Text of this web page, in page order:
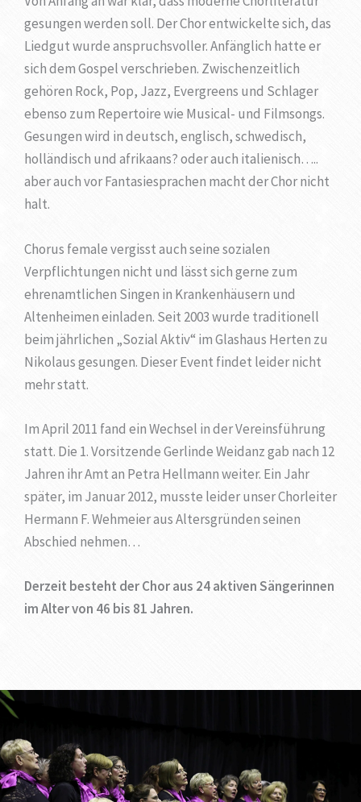
gesungen werden soll. Der Chor entwickelte sich, das
Liedgut wurde anspruchsvoller. Anfänglich hatte er
sich dem Gospel verschrieben. Zwischenzeitlich
gehören Rock, Pop, Jazz, Evergreens und Schlager
ebenso zum Repertoire wie Musical- und Filmsongs.
Gesungen wird in deutsch, englisch, schwedisch,
holländisch und afrikaans? oder auch italienisch…..
aber auch vor Fantasiesprachen macht der Chor nicht
halt.
Chorus female vergisst auch seine sozialen
Verpflichtungen nicht und lässt sich gerne zum
ehrenamtlichen Singen in Krankenhäusern und
Altenheimen einladen. Seit 2003 wurde traditionell
beim jährlichen „Sozial Aktiv“ im Glashaus Herten zu
Nikolaus gesungen. Dieser Event findet leider nicht
mehr statt.
Im April 2011 fand ein Wechsel in der Vereinsführung
statt. Die 1. Vorsitzende Gerlinde Weidanz gab nach 12
Jahren ihr Amt an Petra Hellmann weiter. Ein Jahr
später, im Januar 2012, musste leider unser Chorleiter
Hermann F. Wehmeier aus Altersgründen seinen
Abschied nehmen…
Derzeit besteht der Chor aus 24 aktiven Sängerinnen
im Alter von 46 bis 81 Jahren.